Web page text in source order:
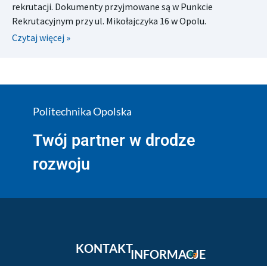
rekrutacji. Dokumenty przyjmowane są w Punkcie
Rekrutacyjnym przy ul. Mikołajczyka 16 w Opolu.
Czytaj więcej »
Politechnika Opolska
Twój partner w drodze
rozwoju
KONTAKTINFORMACJE